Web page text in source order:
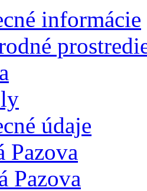
informácie
údaje
Pazova
Pazova